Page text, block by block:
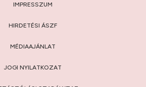
IMPRESSZUM
HIRDETÉSI ÁSZF
MÉDIAAJÁNLAT
JOGI NYILATKOZAT